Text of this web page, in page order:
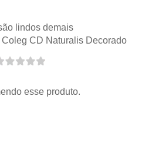
lindos demais
CD Naturalis Decorado
esse produto.